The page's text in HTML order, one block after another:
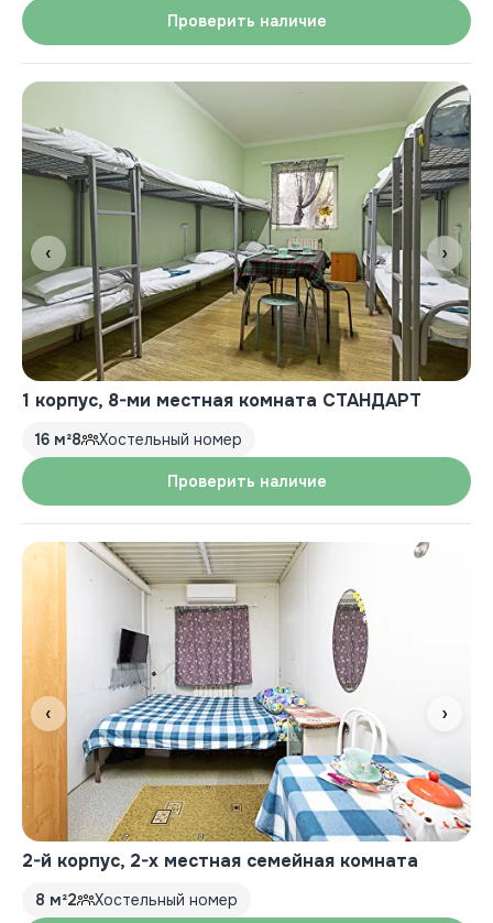
Проверить наличие
‹ ›
1 корпус, 8-ми местная комната СТАНДАРТ
16 м²8 Хостельный номер
Проверить наличие
‹ ›
2-й корпус, 2-х местная семейная комната
8 м²2 Хостельный номер